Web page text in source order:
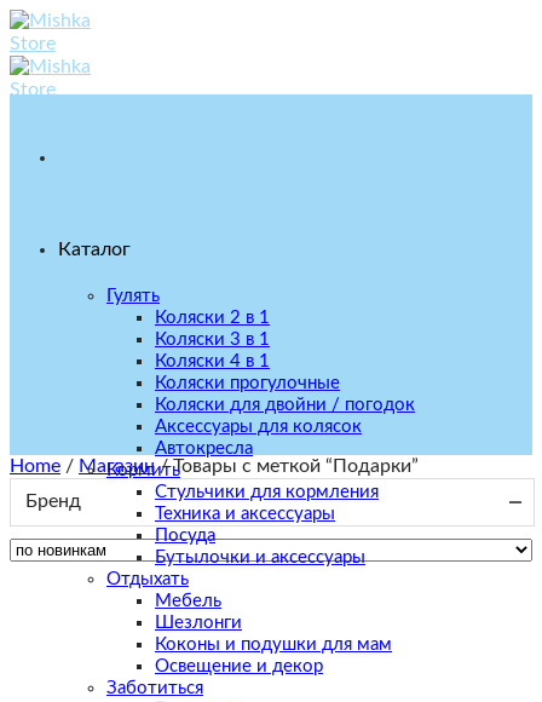
Skip
to
content
Каталог
Гулять
Коляски 2 в 1
Коляски 3 в 1
Коляски 4 в 1
Коляски прогулочные
Коляски для двойни / погодок
Аксессуары для колясок
Автокресла
Кормить
Стульчики для кормления
Техника и аксессуары
Посуда
Бутылочки и аксессуары
Отдыхать
Мебель
Шезлонги
Коконы и подушки для мам
Освещение и декор
Заботиться
Home / Магазин /Товары с меткой “Подарки”
Бренд